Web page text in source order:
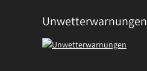
Unwetterwarnungen